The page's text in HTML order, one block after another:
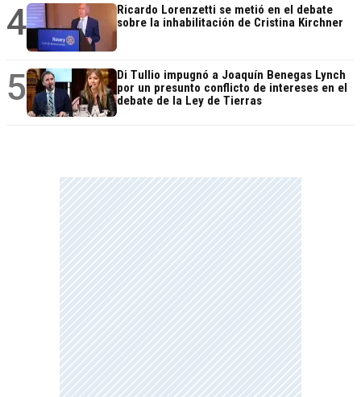
4
Ricardo Lorenzetti se metió en el debate
sobre la inhabilitación de Cristina Kirchner
5
Di Tullio impugnó a Joaquín Benegas Lynch
por un presunto conflicto de intereses en el
debate de la Ley de Tierras